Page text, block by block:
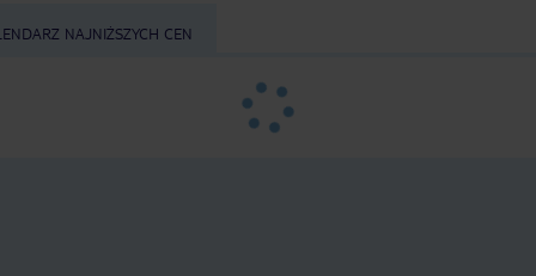
NAJNIŻSZYCH CEN